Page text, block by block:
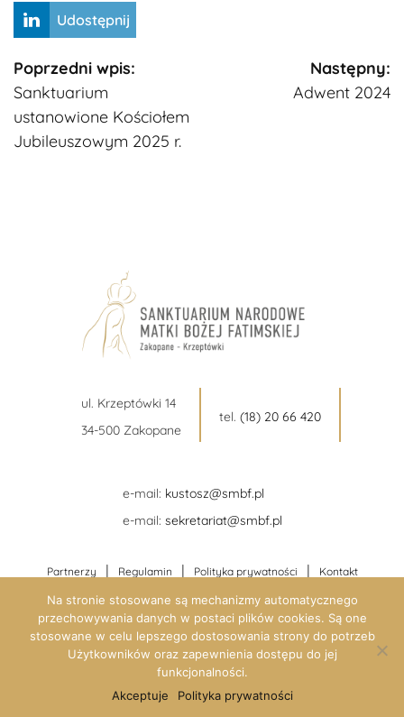
Udostępnij
Kontynuuj
czytanie
Poprzedni wpis:
Sanktuarium
ustanowione Kościołem
Jubileuszowym 2025 r.
Następny:
Adwent 2024
ul. Krzeptówki 14
34-500 Zakopane
tel. (18) 20 66 420
e-mail: kustosz@smbf.pl
e-mail: sekretariat@smbf.pl
Partnerzy | Regulamin | Polityka prywatności | Kontakt
Na stronie stosowane są mechanizmy automatycznego
przechowywania danych w postaci plików cookies. Są one
stosowane w celu lepszego dostosowania strony do potrzeb
Użytkowników oraz zapewnienia dostępu do jej
funkcjonalności.
Akceptuje
Polityka prywatności